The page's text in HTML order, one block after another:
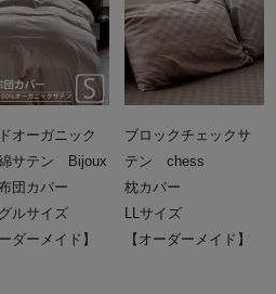
オーガニック
サテン Bijoux
団カバー
ルサイズ
ダーメイド】
ブロックチェックサ
テン chess
枕カバー
LLサイズ
【オーダーメイド】